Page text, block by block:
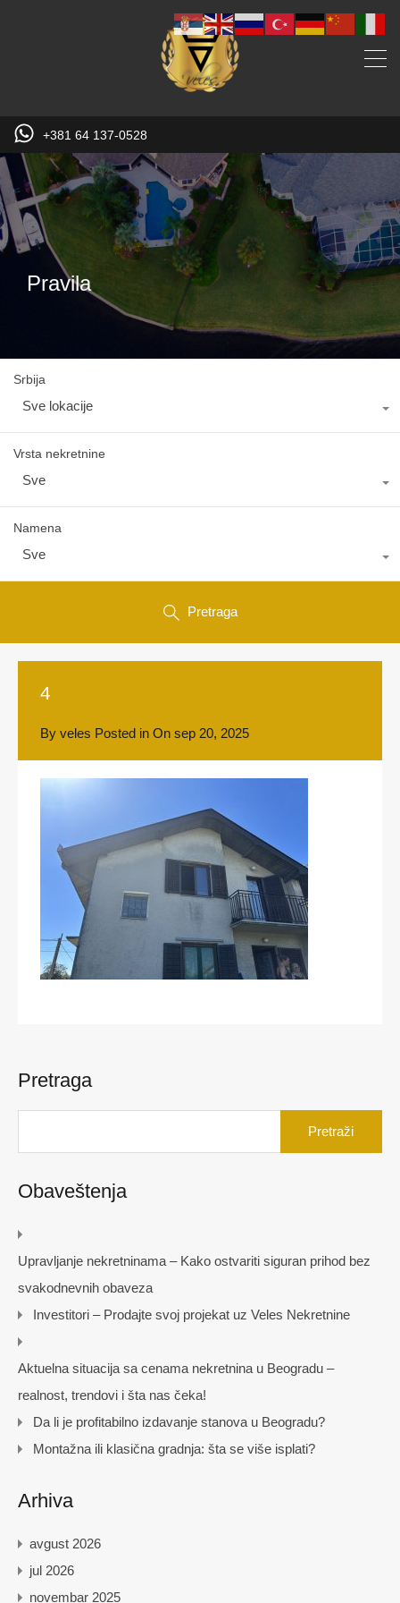
+381 64 137-0528
Pravila
Srbija
Sve lokacije
Vrsta nekretnine
Sve
Namena
Sve
Pretraga
4
By veles Posted in On sep 20, 2025
Pretraga
Obaveštenja
Upravljanje nekretninama – Kako ostvariti siguran prihod bez
svakodnevnih obaveza
Investitori – Prodajte svoj projekat uz Veles Nekretnine
Aktuelna situacija sa cenama nekretnina u Beogradu –
realnost, trendovi i šta nas čeka!
Da li je profitabilno izdavanje stanova u Beogradu?
Montažna ili klasična gradnja: šta se više isplati?
Arhiva
avgust 2026
jul 2026
novembar 2025